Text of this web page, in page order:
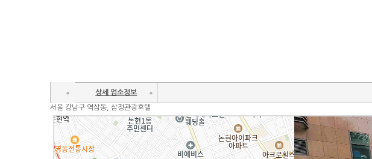
상세 업소정보
서울 강남구 역삼동, 삼정관광호텔